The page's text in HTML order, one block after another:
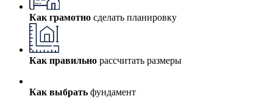
Как грамотно сделать планировку
Как правильно рассчитать размеры
Как выбрать фундамент